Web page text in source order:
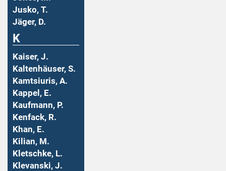
Jusko, T.
Jäger, D.
K
Kaiser, J.
Kaltenhäuser, S.
Kamtsiuris, A.
Kappel, E.
Kaufmann, P.
Kenfack, R.
Khan, E.
Kilian, M.
Kletschke, L.
Klevanski, J.